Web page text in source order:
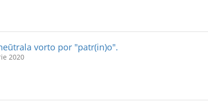
vorto por "patr(in)o".
2020